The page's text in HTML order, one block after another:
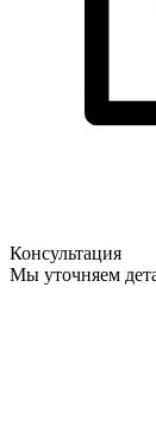
Консультация
Мы уточняем